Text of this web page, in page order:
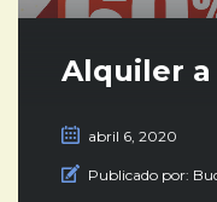
Alquiler
abril 6, 2020
Publicado por: